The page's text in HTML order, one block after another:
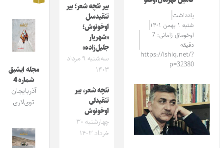
یادداشت
شنبه ۱ بهمن ۱۴۰۱
اوخوماق زامانی: 7
دقیقه
https://ishiq.net/?
p=32380
بیر نئچه شعر؛ بیر
تنقیدسل
اوخونوش؛
«شهریار
جلیل‌زاده»
سه‌شنبه ۹ مرداد
۱۴۰۳
نئچه شعر، بیر
تنقیدلی
اوخونوش
چهارشنبه ۳۰
خرداد ۱۴۰۳
مجله ایشیق
شماره 4
آذربایجان
توی‌لاری